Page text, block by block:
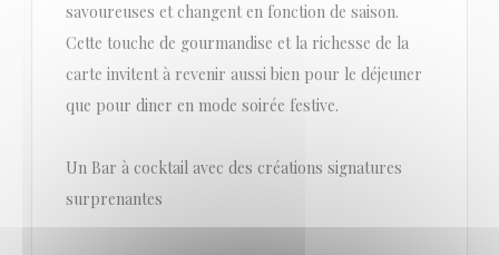
savoureuses et changent en fonction de saison.
Cette touche de gourmandise et la richesse de la
carte invitent à revenir aussi bien pour le déjeuner
que pour diner en mode soirée festive.
Un Bar à cocktail avec des créations signatures
surprenantes